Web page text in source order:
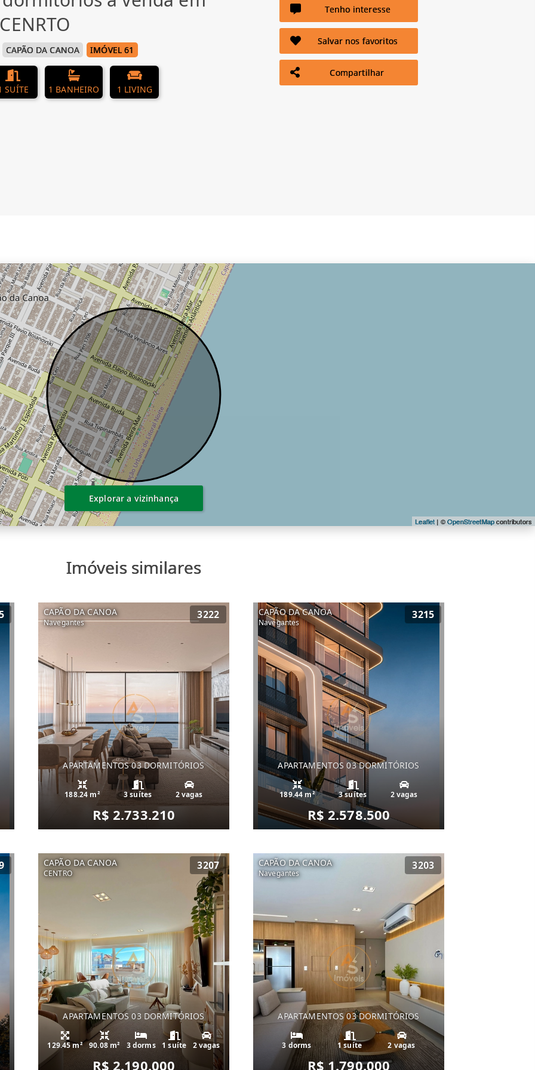
CAPÃO DA CANOA IMÓVEL 61
SUÍTE 1 BANHEIRO 1 LIVING
Tenho interesse
Salvar nos favoritos
Compartilhar
Leaflet | ©OpenStreetMapcontributors
Explorar a vizinhança
Imóveis similares
CAPÃO DA CANOA
Navegantes
3222
APARTAMENTOS 03 DORMITÓRIOS
188.24 m² 3 suítes 2 vagas
R$ 2.733.210
CAPÃO DA CANOA
Navegantes
3215
APARTAMENTOS 03 DORMITÓRIOS
189.44 m² 3 suítes 2 vagas
R$ 2.578.500
CAPÃO DA CANOA
CENTRO
3207
APARTAMENTOS 03 DORMITÓRIOS
129.45 m² 90.08 m² 3 dorms 1 suíte 2 vagas
R$ 2.190.000
CAPÃO DA CANOA
Navegantes
3203
APARTAMENTOS 03 DORMITÓRIOS
3 dorms 1 suíte 2 vagas
R$ 1.790.000